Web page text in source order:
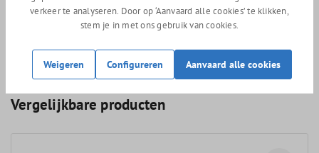
lichtgewicht prestaties wil combineren met optimaal comfort.
Ervaar het verschil en bestel jouw Cadex AMP zadel bij Rullens
Vergelijkbare producten
verkeer te analyseren. Door op ‘Aanvaard alle cookies’ te klikken,
stem je in met ons gebruik van cookies.
Weigeren Configureren Aanvaard alle cookies